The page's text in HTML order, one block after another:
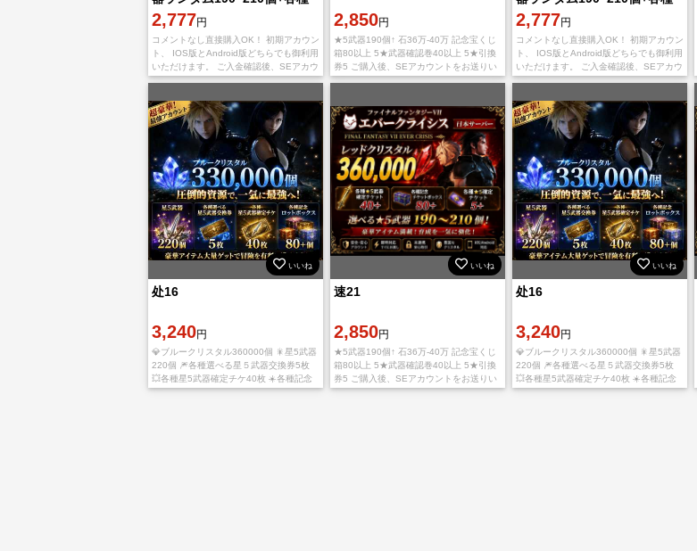
星5券45~80枚 初期ア
2,777円
コメントなし直接購入OK！ 初期アカウン
ト、 IOS版とAndroid版どちらでも御利用
いただけます。 ご入金確認後、SEアカウ
ントとパスワードをご連絡致します。 ト
2,850円
★5武器190個↑ 石36万-40万 記念宝くじ
箱80以上 5★武器確認巻40以上 5★引換
券5 ご購入後、SEアカウントをお送りい
たします
星5券45~80枚 初期ア
2,777円
コメントなし直接購入OK！ 初期アカウン
ト、 IOS版とAndroid版どちらでも御利用
いただけます。 ご入金確認後、SEアカウ
ントとパスワードをご連絡致します。 ト
いいね
处16
3,240円
💎ブルークリスタル360000個 🎇星5武器
220個 🎆各種選べる星５武器交換券5枚
💥各種星5武器確定チケ40枚 ☀️各種記念
ロットボックス80+個 👌SEアカウントと
いいね
速21
2,850円
★5武器190個↑ 石36万-40万 記念宝くじ
箱80以上 5★武器確認巻40以上 5★引換
券5 ご購入後、SEアカウントをお送りい
たします
いいね
处16
3,240円
💎ブルークリスタル360000個 🎇星5武器
220個 🎆各種選べる星５武器交換券5枚
💥各種星5武器確定チケ40枚 ☀️各種記念
ロットボックス80+個 👌SEアカウントと